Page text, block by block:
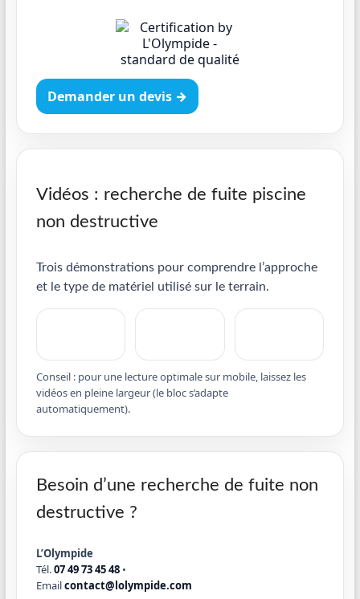
Demander un devis →
Vidéos : recherche de fuite piscine
non destructive
Trois démonstrations pour comprendre l’approche
et le type de matériel utilisé sur le terrain.
Conseil : pour une lecture optimale sur mobile, laissez les
vidéos en pleine largeur (le bloc s’adapte
automatiquement).
Besoin d’une recherche de fuite non
destructive ?
L’Olympide
Tél.07 49 73 45 48•
Emailcontact@lolympide.com